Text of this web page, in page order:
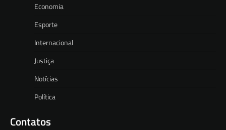
Economia
Esporte
Internacional
Justiça
Notícias
Política
Contatos